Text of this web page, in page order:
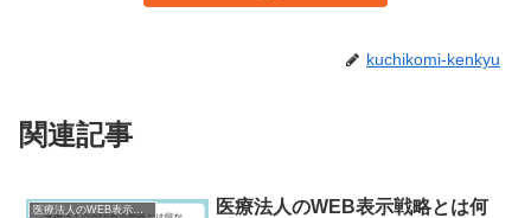
kuchikomi-kenkyu
関連記事
医療法人のWEB表示戦略（検索×SNS×AI統合管理）
医療法人のWEB表示戦略とは何